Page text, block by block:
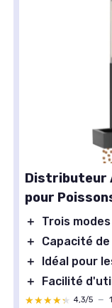
Distributeur
pour
＋ Trois
＋
Capacité
＋
Idéal pour
＋
Facilité
★★★★★
★★★★★ 4,3/5 —